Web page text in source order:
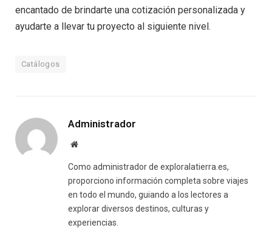
encantado de brindarte una cotización personalizada y
ayudarte a llevar tu proyecto al siguiente nivel.
Catálogos
Administrador
Website
Como administrador de exploralatierra.es,
proporciono información completa sobre viajes
en todo el mundo, guiando a los lectores a
explorar diversos destinos, culturas y
experiencias.